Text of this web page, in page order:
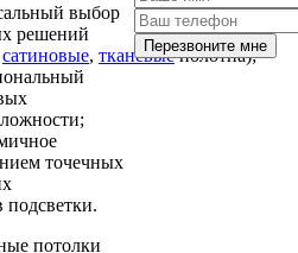
выбор
решений
сатиновые, тканевыеполотна);
точечных
подсветки.
потолки
Перезвоните мне